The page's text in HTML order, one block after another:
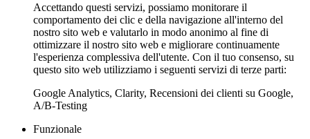
Accettando questi servizi, possiamo monitorare il
comportamento dei clic e della navigazione all'interno del
nostro sito web e valutarlo in modo anonimo al fine di
ottimizzare il nostro sito web e migliorare continuamente
l'esperienza complessiva dell'utente. Con il tuo consenso, su
questo sito web utilizziamo i seguenti servizi di terze parti:
Google Analytics, Clarity, Recensioni dei clienti su Google,
A/B-Testing
Funzionale